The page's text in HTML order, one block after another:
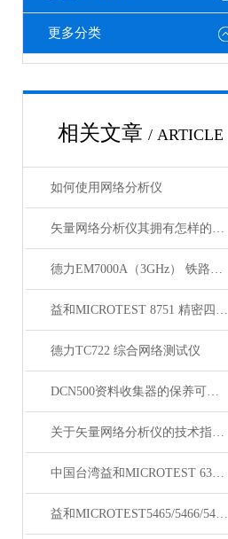
更多分类
相关文章 / ARTICLE
如何使用网络分析仪
矢量网络分析仪其拥有怎样的特点呢？
德力EM7000A（3GHz） 铁路漏缆测试仪
益和MICROTEST 8751 精密四线式线材测试仪
德力TC722 综合网络测试仪
DCN500资料收集器的保养可以通过以下步骤来完成
关于矢量网络分析仪的技术指标你有什么看法？
中国台湾益和MICROTEST 6377/8/9阻抗分析仪
益和MICROTEST5465/5466/5467变压器测试仪